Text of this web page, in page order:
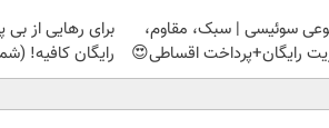
سوئیسی | سبک، مقاوم،
رایگان+پرداخت اقساطی😍
برای رهایی از
رایگان کافیه!